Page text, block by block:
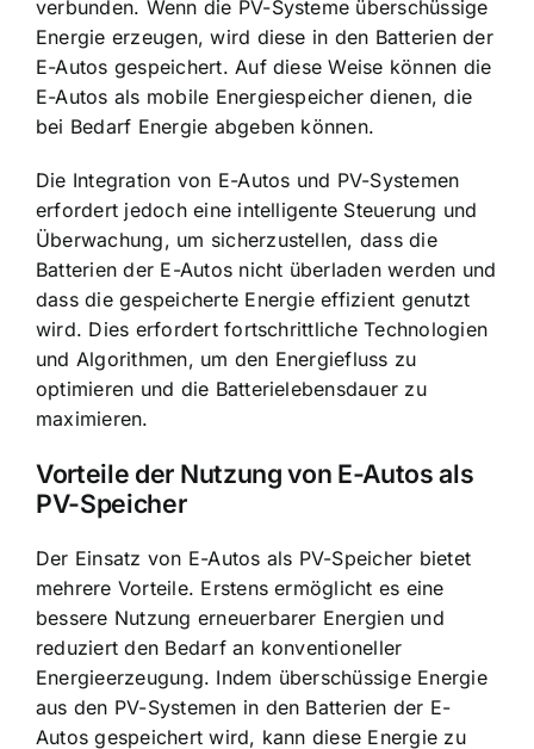
verbunden. Wenn die PV-Systeme überschüssige
Energie erzeugen, wird diese in den Batterien der
E-Autos gespeichert. Auf diese Weise können die
E-Autos als mobile Energiespeicher dienen, die
bei Bedarf Energie abgeben können.
Die Integration von E-Autos und PV-Systemen
erfordert jedoch eine intelligente Steuerung und
Überwachung, um sicherzustellen, dass die
Batterien der E-Autos nicht überladen werden und
dass die gespeicherte Energie effizient genutzt
wird. Dies erfordert fortschrittliche Technologien
und Algorithmen, um den Energiefluss zu
optimieren und die Batterielebensdauer zu
maximieren.
Vorteile der Nutzung von E-Autos als
PV-Speicher
Der Einsatz von E-Autos als PV-Speicher bietet
mehrere Vorteile. Erstens ermöglicht es eine
bessere Nutzung erneuerbarer Energien und
reduziert den Bedarf an konventioneller
Energieerzeugung. Indem überschüssige Energie
aus den PV-Systemen in den Batterien der E-
Autos gespeichert wird, kann diese Energie zu